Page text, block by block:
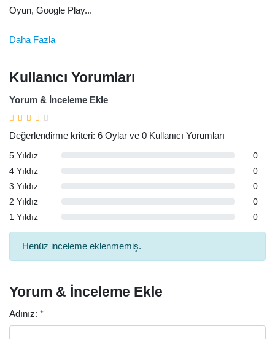
Oyun, Google Play...
Daha Fazla
Kullanıcı Yorumları
Yorum & İnceleme Ekle
Değerlendirme kriteri: 6 Oylar ve 0 Kullanıcı Yorumları
5 Yıldız
0
4 Yıldız
0
3 Yıldız
0
2 Yıldız
0
1 Yıldız
0
Henüz inceleme eklenmemiş.
Yorum & İnceleme Ekle
Adınız: *